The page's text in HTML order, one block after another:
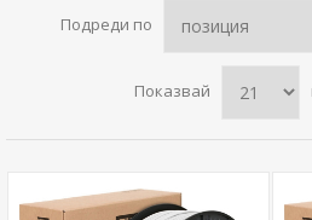
Подреди по
Показвай